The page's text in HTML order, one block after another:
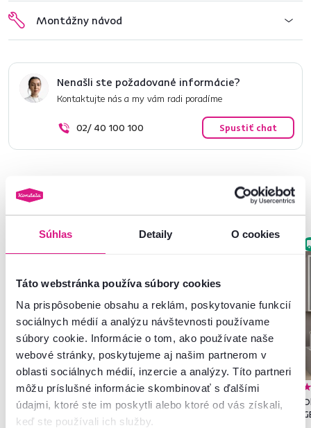
Súhlas Detaily O cookies
Táto webstránka používa súbory cookies
Na prispôsobenie obsahu a reklám, poskytovanie funkcií
sociálnych médií a analýzu návštevnosti používame
súbory cookie. Informácie o tom, ako používate naše
webové stránky, poskytujeme aj našim partnerom v
oblasti sociálnych médií, inzercie a analýzy. Títo partneri
môžu príslušné informácie skombinovať s ďalšími
údajmi, ktoré ste im poskytli alebo ktoré od vás získali,
keď ste používali ich služby.
Montážny návod
Nenašli ste požadované informácie?
Kontaktujte nás a my vám radi poradíme
02/ 40 100 100 Spustiť chat
Podobné produkty
4,6 3
Obývacia stena, čierna/biela,
WAW NEW
4,7 256
Obývacia stena, grafit, KEVIN